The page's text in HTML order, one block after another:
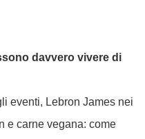
davvero vivere di
eventi, Lebron James nei
e carne vegana: come